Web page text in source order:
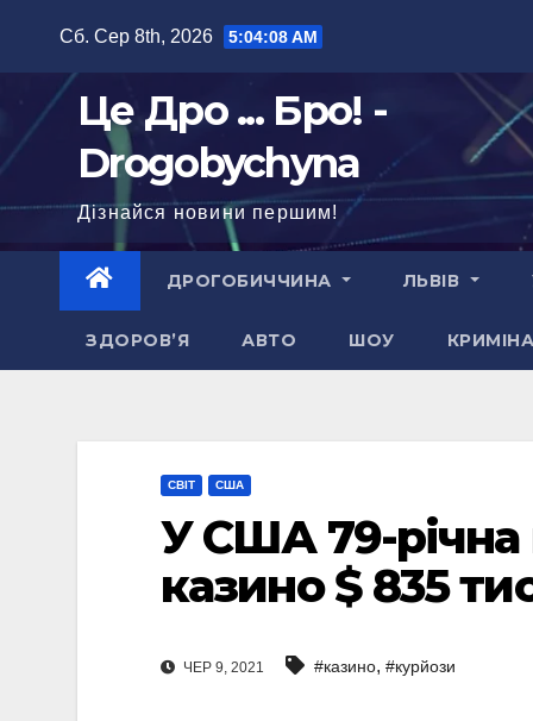
Сб. Сер 8th, 2026 5:04:09 AM
Це Дро ... Бро! -
Drogobychyna
Дізнайся новини першим!
ДРОГОБИЧЧИНА ЛЬВІВ
ЗДОРОВ’Я АВТО ШОУ
СВІТ США
У США 79-річна
казино $ 835
ЧЕР 9, 2021 #казино, #курйози